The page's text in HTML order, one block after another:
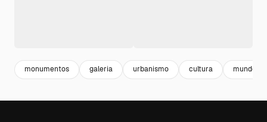
monumentos galeria urbanismo cultura mundo